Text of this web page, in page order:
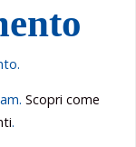
Scopri come
.